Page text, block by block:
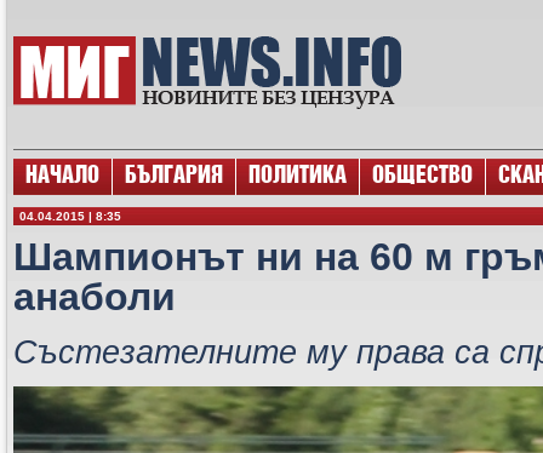
НАЧАЛО БЪЛГАРИЯ ПОЛИТИКА ОБЩЕСТВО
04.04.2015 | 8:35
Шампионът ни на 60 м
анаболи
Състезателните му права са